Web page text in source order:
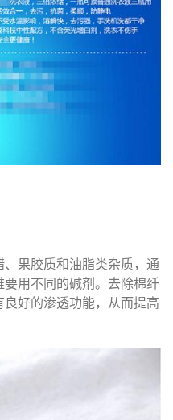
果胶质和油脂类杂质，通
用不同的碱剂。去除棉纤
好的渗透功能，从而提高